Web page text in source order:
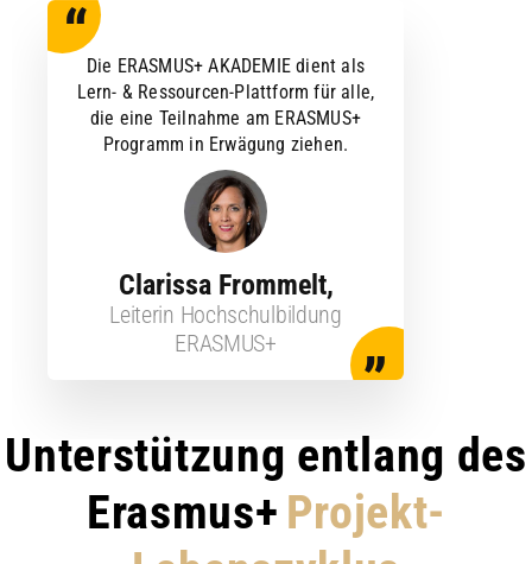
Die ERASMUS+ AKADEMIE dient als
Lern- & Ressourcen-Plattform für alle,
die eine Teilnahme am ERASMUS+
Programm in Erwägung ziehen.
Clarissa Frommelt,
Leiterin Hochschulbildung
ERASMUS+
Unterstützung entlang des
Erasmus+ Projekt-